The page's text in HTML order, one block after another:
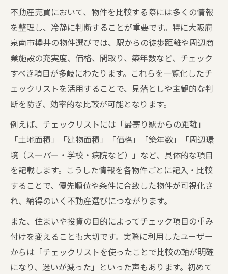
不動産売買において、物件を比較する際には多くの情報
を整理し、冷静に判断することが重要です。特に大阪府
泉南市樽井の物件選びでは、駅からの徒歩距離や周辺商
業施設の充実度、価格、間取り、築年数など、チェック
すべき項目が多岐にわたります。これらを一覧化したチ
ェックリストを活用することで、見落としや主観的な判
断を防ぎ、効率的な比較が可能となります。
例えば、チェックリストには「最寄り駅からの距離」
「土地面積」「建物面積」「価格」「築年数」「周辺環
境（スーパー・学校・病院など）」など、具体的な項目
を記載します。こうした情報を各物件ごとに記入・比較
することで、優先順位や条件に合致した物件が可視化さ
れ、納得のいく不動産選びにつながります。
また、住まいや投資の目的によってチェック項目の重み
付けを変えることも大切です。実際に利用したユーザー
からは「チェックリストを使ったことで比較の軸が明確
になり、迷いが減った」といった声もあります。初めて